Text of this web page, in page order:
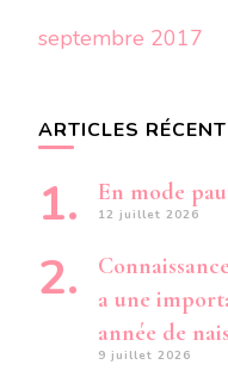
septembre 2017
ARTICLES
En mode
12 juillet 2026
a une
année de
9 juillet 2026